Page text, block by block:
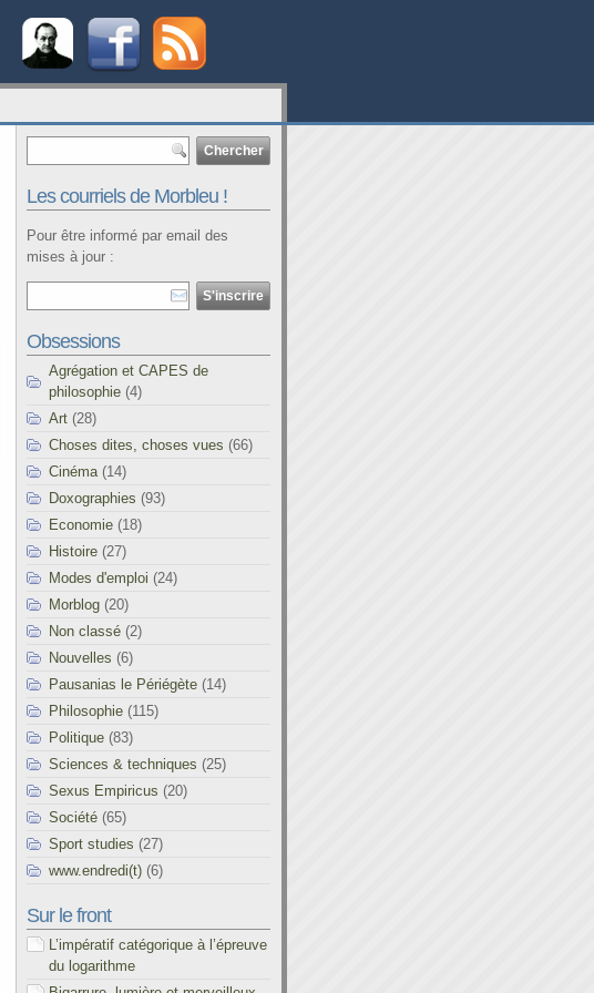
Les courriels de Morbleu !
Pour être informé par email des
mises à jour :
Obsessions
Agrégation et CAPES de
philosophie (4)
Art (28)
Choses dites, choses vues (66)
Cinéma (14)
Doxographies (93)
Economie (18)
Histoire (27)
Modes d'emploi (24)
Morblog (20)
Non classé (2)
Nouvelles (6)
Pausanias le Périégète (14)
Philosophie (115)
Politique (83)
Sciences & techniques (25)
Sexus Empiricus (20)
Société (65)
Sport studies (27)
www.endredi(t) (6)
Sur le front
L’impératif catégorique à l’épreuve
du logarithme